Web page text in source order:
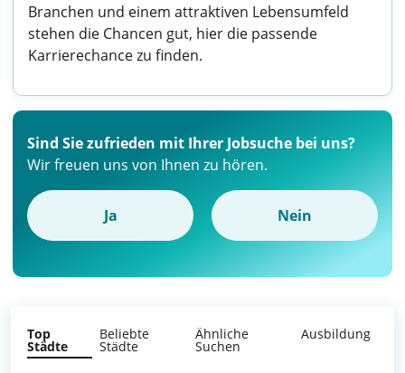
Branchen und einem attraktiven Lebensumfeld
stehen die Chancen gut, hier die passende
Karrierechance zu finden.
Sind Sie zufrieden mit Ihrer Jobsuche bei uns?
Wir freuen uns von Ihnen zu hören.
Ja Nein
Top
Städte
Beliebte
Städte
Ähnliche
Suchen
Ausbildung